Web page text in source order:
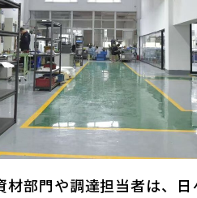
材部門や調達担当者は、